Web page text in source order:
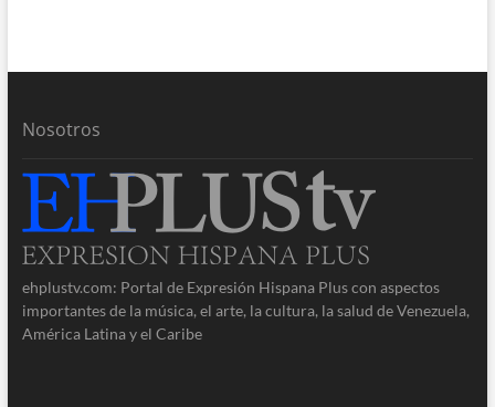
Nosotros
ehplustv.com: Portal de Expresión Hispana Plus con aspectos
importantes de la música, el arte, la cultura, la salud de Venezuela,
América Latina y el Caribe